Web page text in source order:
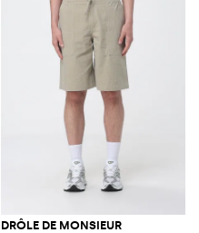
DRÔLE DE MONSIEUR